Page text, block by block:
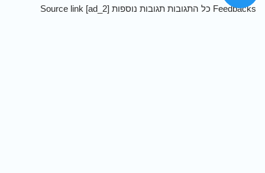
Feedbacks כל התגובות תגובות נוספות [ad_2] Source link